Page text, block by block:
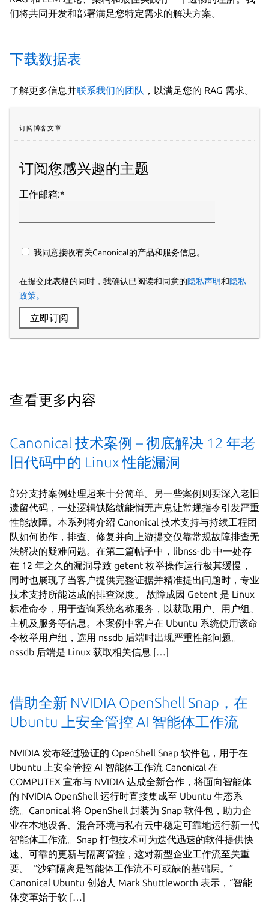
们将共同开发和部署满足您特定需求的解决方案。
下载数据表
了解更多信息并联系我们的团队 ，以满足您的 RAG 需求。
订阅博客文章
订阅您感兴趣的主题
工作邮箱:*
我同意接收有关Canonical的产品和服务信息。
在提交此表格的同时，我确认已阅读和同意的隐私声明和隐私
政策。
立即订阅
查看更多内容
Canonical 技术案例 – 彻底解决 12 年老
旧代码中的 Linux 性能漏洞
部分支持案例处理起来十分简单。另一些案例则要深入老旧
遗留代码，一处逻辑缺陷就能悄无声息让常规指令引发严重
性能故障。本系列将介绍 Canonical 技术支持与持续工程团
队如何协作，排查、修复并向上游提交仅靠常规故障排查无
法解决的疑难问题。在第二篇帖子中，libnss-db 中一处存
在 12 年之久的漏洞导致 getent 枚举操作运行极其缓慢，
同时也展现了当客户提供完整证据并精准提出问题时，专业
技术支持所能达成的排查深度。 故障成因 Getent 是 Linux
标准命令，用于查询系统名称服务，以获取用户、用户组、
主机及服务等信息。本案例中客户在 Ubuntu 系统使用该命
令枚举用户组，选用 nssdb 后端时出现严重性能问题。
nssdb 后端是 Linux 获取相关信息 […]
借助全新 NVIDIA OpenShell Snap，在
Ubuntu 上安全管控 AI 智能体工作流
NVIDIA 发布经过验证的 OpenShell Snap 软件包，用于在
Ubuntu 上安全管控 AI 智能体工作流 Canonical 在
COMPUTEX 宣布与 NVIDIA 达成全新合作，将面向智能体
的 NVIDIA OpenShell 运行时直接集成至 Ubuntu 生态系
统。Canonical 将 OpenShell 封装为 Snap 软件包，助力企
业在本地设备、混合环境与私有云中稳定可靠地运行新一代
智能体工作流。Snap 打包技术可为迭代迅速的软件提供快
速、可靠的更新与隔离管控，这对新型企业工作流至关重
要。 “沙箱隔离是智能体工作流不可或缺的基础层。”
Canonical Ubuntu 创始人 Mark Shuttleworth 表示，“智能
体变革始于软 […]